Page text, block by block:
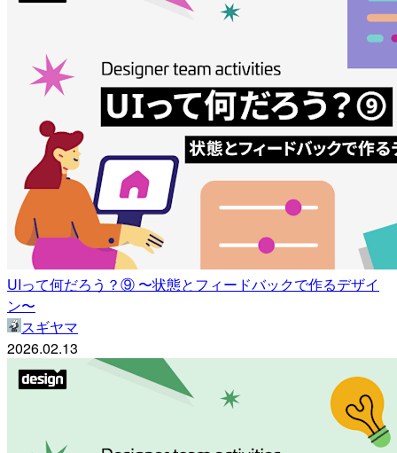
UIって何だろう？⑨ 〜状態とフィードバックで作るデザイ
ン〜
スギヤマ
2026.02.13